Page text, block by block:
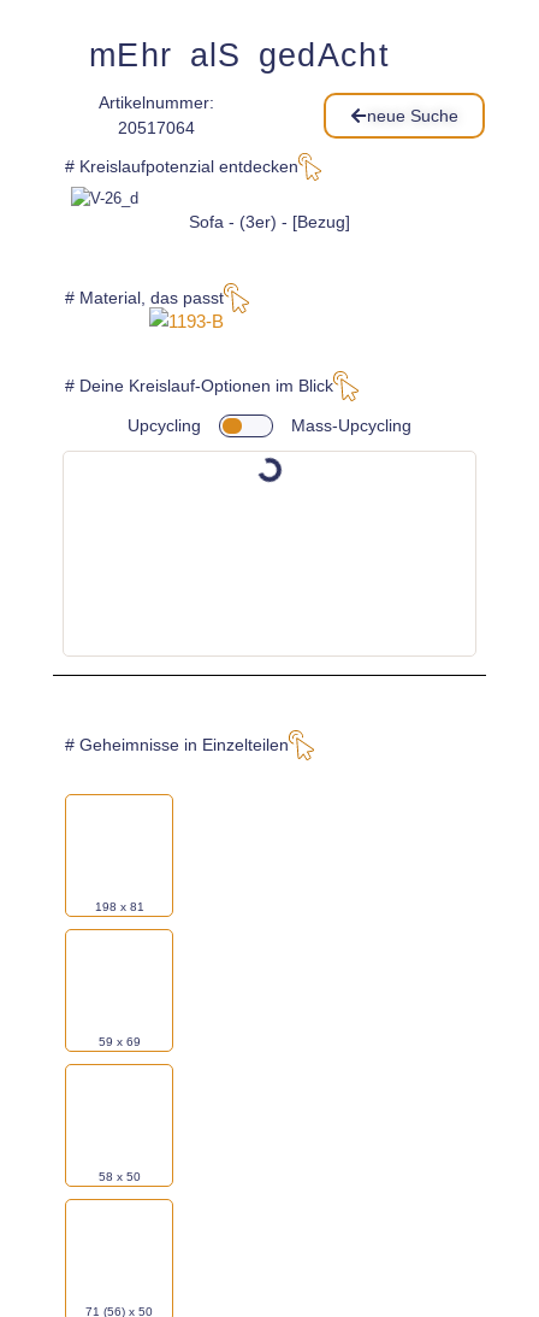
mEhr alS gedAcht
Artikelnummer:
20517064
neue Suche
# Kreislaufpotenzial entdecken
Sofa - (3er) - [Bezug]
# Material, das passt
# Deine Kreislauf-Optionen im Blick
Upcycling Mass-Upcycling
aus dieser Galerie*:
# Geheimnisse in Einzelteilen
198 x 81
59 x 69
58 x 50
71 (56) x 50